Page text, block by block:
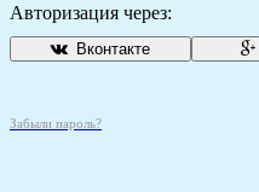
Авторизация через:
Вконтакте
Забыли пароль?